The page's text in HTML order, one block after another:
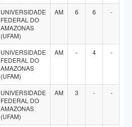
UNIVERSIDADE
FEDERAL DO
AMAZONAS
(UFAM)
AM 6 6 -
UNIVERSIDADE
FEDERAL DO
AMAZONAS
(UFAM)
AM - 4 -
UNIVERSIDADE
FEDERAL DO
AMAZONAS
(UFAM)
AM 3 - -